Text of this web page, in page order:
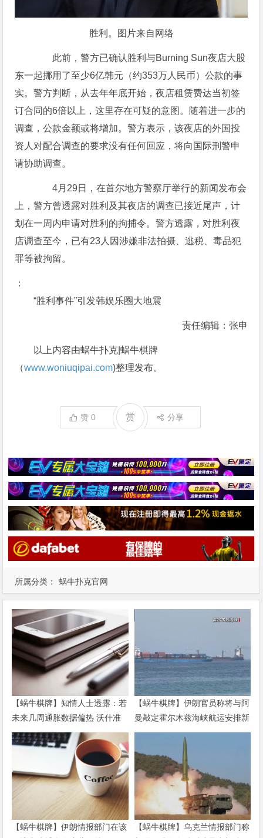
所属分类： 蜗牛扑克官网
胜利。图片来自网络
此前，警方已确认胜利与Burning Sun夜店大股
东一起挪用了至少6亿韩元（约353万人民币）公款的事
实。警方判断，从去年年底开始，夜店租赁费达当初签
订合同的6倍以上，这里存在可疑的意图。随着进一步的
调查，公款金额或将增加。警方表示，该夜店的外国投
资人对配合调查的要求没有任何回应，将向国际刑警申
请协助调查。
4月29日，在首尔地方警察厅举行的新闻发布会
上，警方曾透露对胜利及其夜店的调查已接近尾声，计
划在一周内申请对胜利的拘捕令。警方透露，对胜利夜
店调查至今，已有23人因涉嫌非法拍摄、逃税、毒品犯
罪等被拘留。
：
“胜利事件”引发韩娱乐圈大地震
责任编辑：张申
以上内容由蜗牛扑克|蜗牛棋牌
（www.woniuqipai.com)整理发布。
赞0 赏 分享
【蜗牛棋牌】知情人士透露：若
未来几周通胀数据偏热 沃什准
备好加息
【蜗牛棋牌】伊朗官员称将与阿
曼敲定霍尔木兹海峡航运安排新
协议
【蜗牛棋牌】伊朗情报部门在该
【蜗牛棋牌】乌克兰情报部门称